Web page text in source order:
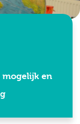
mogelijk en